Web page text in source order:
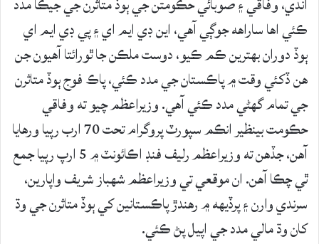
ڪئي اها ساراهه جوڳي آهي، اين ڊي ايم اي ۽ پي ڊي ايم اي
ٻوڏ دوران بهترين ڪم ڪيو، دوست ملڪن جا ٿورائتا آهيون جن
هن ڏکئي وقت ۾ پاڪستان جي مدد ڪئي، پاڪ فوج ٻوڏ متاثرن
جي تمام گهڻي مدد ڪئي آهي. وزيراعظم چيو ته وفاقي
حڪومت بينظير انڪم سپورٽ پروگرام تحت 70 ارب رپيا ورهايا
آهن، جڏهن ته وزيراعظم رليف فنڊ اڪائونٽ ۾ 5 ارپ رپيا جمع
ٿي چڪا آهن. ان موقعي تي وزيراعظم شهباز شريف واپارين،
سرندي وارن ۽ پرڏيهه ۾ رهندڙ پاڪستانين کي ٻوڏ متاثرن جي وڌ
کان وڌ مالي مدد جي اپيل پڻ ڪئي.